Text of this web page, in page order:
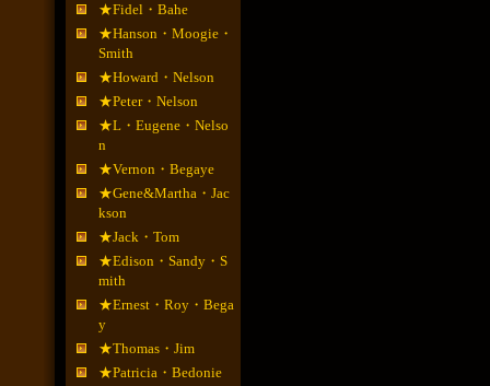
★Fidel・Bahe
★Hanson・Moogie・
Smith
★Howard・Nelson
★Peter・Nelson
★L・Eugene・Nelso
n
★Vernon・Begaye
★Gene&Martha・Jac
kson
★Jack・Tom
★Edison・Sandy・S
mith
★Ernest・Roy・Bega
y
★Thomas・Jim
★Patricia・Bedonie